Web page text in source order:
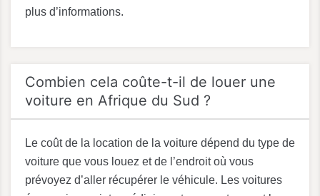
plus d’informations.
Combien cela coûte-t-il de louer une
voiture en Afrique du Sud ?
Le coût de la location de la voiture dépend du type de
voiture que vous louez et de l’endroit où vous
prévoyez d’aller récupérer le véhicule. Les voitures